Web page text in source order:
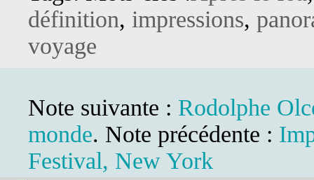
définition, impressions,
voyage
Note suivante : Rodolphe
monde. Note précédente :
Festival, New York